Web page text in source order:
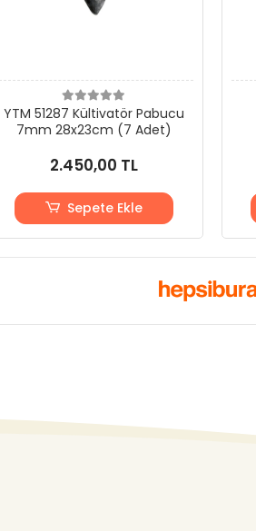
YTM 51287 Kültivatör Pabucu
7mm 28x23cm (7 Adet)
2.450,00 TL
Sepete Ekle